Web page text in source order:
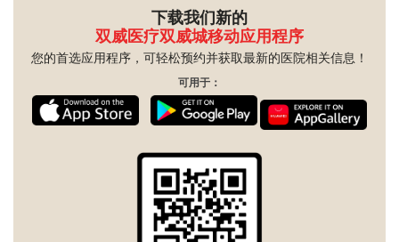
下载我们新的
双威医疗双威城移动应用程序
您的首选应用程序，可轻松预约并获取最新的医院相关信息！
可用于：